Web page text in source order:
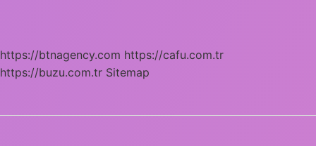
https://btnagency.com https://cafu.com.tr
https://buzu.com.tr Sitemap